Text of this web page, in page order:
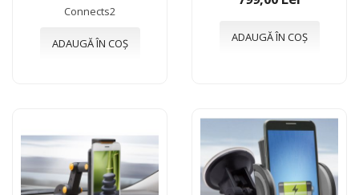
Connects2
ADAUGĂ ÎN COȘ ADAUGĂ ÎN COȘ